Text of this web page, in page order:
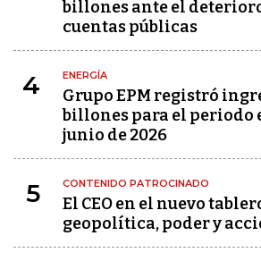
billones ante el
cuentas públicas
4 ENERGÍA
Grupo EPM registró
billones para el periodo
junio de 2026
5 CONTENIDO PATROCINADO
El CEO en el nuevo
geopolítica, poder y